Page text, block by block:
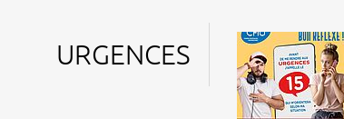
URGENCES